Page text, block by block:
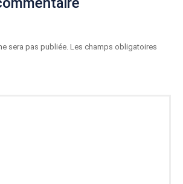
sera pas publiée. Les champs obligatoires